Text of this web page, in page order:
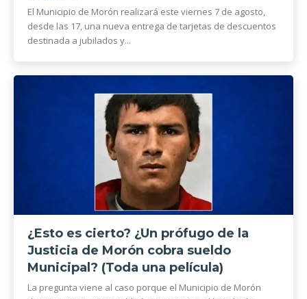
El Municipio de Morón realizará este viernes 7 de agosto,
desde las 17, una nueva entrega de tarjetas de descuentos
destinada a jubilados y...
¿Esto es cierto? ¿Un prófugo de la
Justicia de Morón cobra sueldo
Municipal? (Toda una película)
La pregunta viene al caso porque el Municipio de Morón